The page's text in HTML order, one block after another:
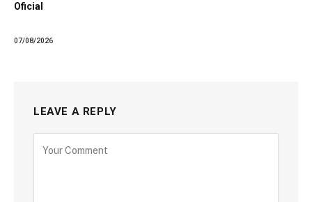
Oficial
07/08/2026
LEAVE A REPLY